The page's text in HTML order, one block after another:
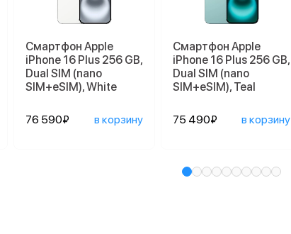
Смартфон Apple
iPhone 16 Plus 256 GB,
Dual SIM (nano
SIM+eSIM), White
76 590₽ в корзину
Смартфон Apple
iPhone 16 Plus 256 GB,
Dual SIM (nano
SIM+eSIM), Teal
75 490₽ в корзину